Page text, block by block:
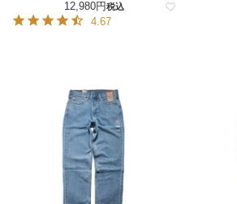
12,980 税込
4.67